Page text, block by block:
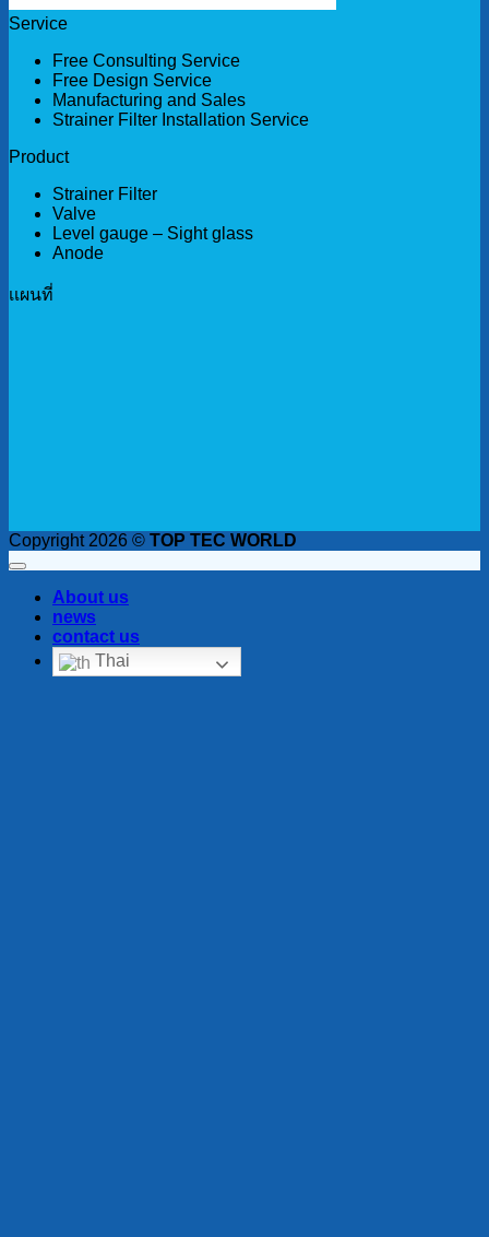
Service
Free Consulting Service
Free Design Service
Manufacturing and Sales
Strainer Filter Installation Service
Product
Strainer Filter
Valve
Level gauge – Sight glass
Anode
เเผนที่
Copyright 2026 © TOP TEC WORLD
About us
news
contact us
Thai